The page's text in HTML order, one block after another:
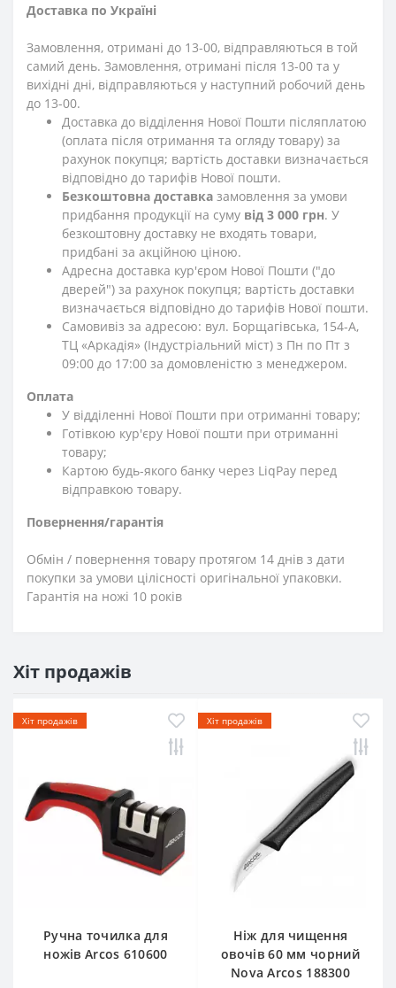
Доставка по Україні
Замовлення, отримані до 13-00, відправляються в той
самий день. Замовлення, отримані після 13-00 та у
вихідні дні, відправляються у наступний робочий день
до 13-00.
Доставка до відділення Нової Пошти післяплатою
(оплата після отримання та огляду товару) за
рахунок покупця; вартість доставки визначається
відповідно до тарифів Нової пошти.
Безкоштовна доставка замовлення за умови
придбання продукції на суму від 3 000 грн. У
безкоштовну доставку не входять товари,
придбані за акційною ціною.
Адресна доставка кур'єром Нової Пошти ("до
дверей") за рахунок покупця; вартість доставки
визначається відповідно до тарифів Нової пошти.
Самовивіз за адресою: вул. Борщагівська, 154-А,
ТЦ «Аркадія» (Індустріальний міст) з Пн по Пт з
09:00 до 17:00 за домовленістю з менеджером.
Оплата
У відділенні Нової Пошти при отриманні товару;
Готівкою кур'єру Нової пошти при отриманні
товару;
Картою будь-якого банку через LiqPay перед
відправкою товару.
Повернення/гарантія
Обмін / повернення товару протягом 14 днів з дати
покупки за умови цілісності оригінальної упаковки.
Гарантія на ножі 10 років
Хіт продажів
Хіт продажів
Ручна точилка для
ножів Arcos 610600
Хіт продажів
Ніж для чищення
овочів 60 мм чорний
Nova Arcos 188300